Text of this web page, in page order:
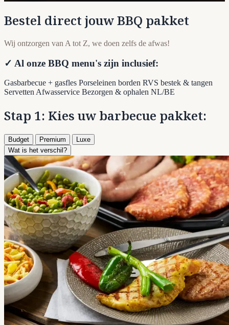
Bestel direct jouw BBQ pakket
Wij ontzorgen van A tot Z, we doen zelfs de afwas!
✓ Al onze BBQ menu's zijn inclusief:
Gasbarbecue + gasfles Porseleinen borden RVS bestek & tangen
ServettenAfwasservice Bezorgen & ophalen NL/BE
Stap 1: Kies uw barbecue pakket:
Budget Premium
Luxe
Wat is het verschil?